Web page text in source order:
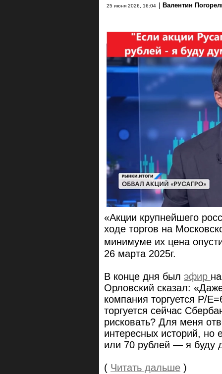
25 июня 2026, 16:04 Валентин
«Акции крупнейшего
ходе торгов на
минимуме их цена
26 марта 2025г.
В конце дня был эфир
Орловский сказал:
компания торгуется P/
торгуется сейчас
рисковать? Для меня
интересных историй, но
или 70 рублей — я буду
( Читать дальше )